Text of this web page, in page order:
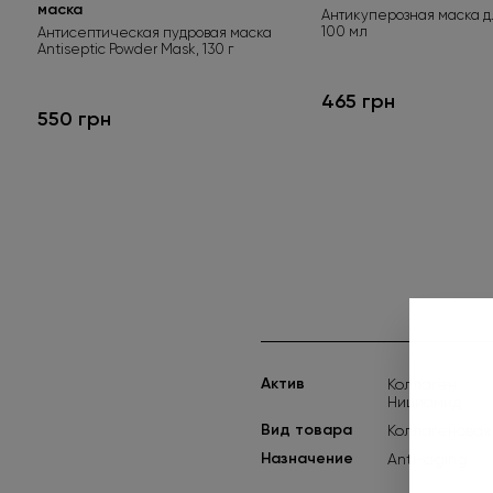
маска
Антисептическая пудровая маска
Antiseptic Powder Mask, 130 г
550 грн
Антикуперозная маска
100 мл
465 грн
Актив
Коллаген
Нициамид
Вид товара Коллагеновая
Назначение Anti-aging